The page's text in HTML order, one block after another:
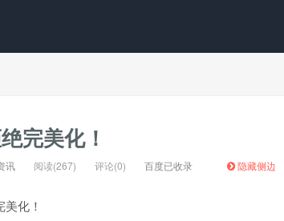
完美化！
讯 阅读(267) 评论(0) 百度已收录 隐藏侧边
化！